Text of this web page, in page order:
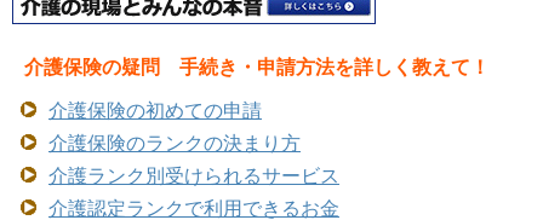
介護保険の疑問 手続き・申請方法を詳しく教えて！
介護保険の初めての申請
介護保険のランクの決まり方
介護ランク別受けられるサービス
介護認定ランクで利用できるお金